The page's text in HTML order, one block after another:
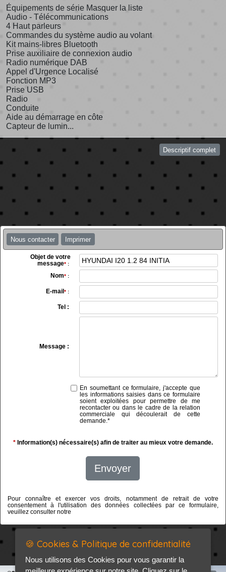
Équipements de série Masquer la liste
Audio - Télécommunications
4 Haut parleurs
Commandes du système audio au volant
Kit mains-libres Bluetooth
Prise auxiliaire de connexion audio
Radio numérique DAB
Appel d'Urgence Localisé
Fonction MP3
Prise USB
Radio
Conduite
Aide au démarrage en côte
Capteur de lumin...
Descriptif complet
Nous contacter Imprimer
Objet de votre
message*:
Nom*:
E-mail *:
Tel :
Message :
En soumettant ce formulaire, j'accepte que
les informations saisies dans ce formulaire
soient exploitées pour permettre de me
recontacter ou dans le cadre de la relation
commerciale qui découlerait de cette
demande.*
* Information(s) nécessaire(s) afin de traiter au mieux votre demande.
Envoyer
Pour connaître et exercer vos droits, notamment de retrait de votre
consentement à l'utilisation des données collectées par ce formulaire,
veuillez consulter notre
🍪 Cookies & Politique de confidentialité
Nous utilisons des Cookies pour vous garantir la